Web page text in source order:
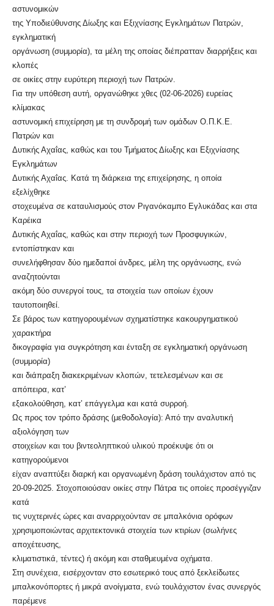
αστυνομικών
της Υποδιεύθυνσης Δίωξης και Εξιχνίασης Εγκλημάτων Πατρών,
εγκληματική
οργάνωση (συμμορία), τα μέλη της οποίας διέπρατταν διαρρήξεις και
κλοπές
σε οικίες στην ευρύτερη περιοχή των Πατρών.
Για την υπόθεση αυτή, οργανώθηκε χθες (02-06-2026) ευρείας
κλίμακας
αστυνομική επιχείρηση με τη συνδρομή των ομάδων Ο.Π.Κ.Ε.
Πατρών και
Δυτικής Αχαΐας, καθώς και του Τμήματος Δίωξης και Εξιχνίασης
Εγκλημάτων
Δυτικής Αχαΐας. Κατά τη διάρκεια της επιχείρησης, η οποία
εξελίχθηκε
στοχευμένα σε καταυλισμούς στον Ριγανόκαμπο Εγλυκάδας και στα
Καρέικα
Δυτικής Αχαΐας, καθώς και στην περιοχή των Προσφυγικών,
εντοπίστηκαν και
συνελήφθησαν δύο ημεδαποί άνδρες, μέλη της οργάνωσης, ενώ
αναζητούνται
ακόμη δύο συνεργοί τους, τα στοιχεία των οποίων έχουν
ταυτοποιηθεί.
Σε βάρος των κατηγορουμένων σχηματίστηκε κακουργηματικού
χαρακτήρα
δικογραφία για συγκρότηση και ένταξη σε εγκληματική οργάνωση
(συμμορία)
και διάπραξη διακεκριμένων κλοπών, τετελεσμένων και σε
απόπειρα, κατ’
εξακολούθηση, κατ’ επάγγελμα και κατά συρροή.
Ως προς τον τρόπο δράσης (μεθοδολογία): Από την αναλυτική
αξιολόγηση των
στοιχείων και του βιντεοληπτικού υλικού προέκυψε ότι οι
κατηγορούμενοι
είχαν αναπτύξει διαρκή και οργανωμένη δράση τουλάχιστον από τις
20-09-2025. Στοχοποιούσαν οικίες στην Πάτρα τις οποίες προσέγγιζαν
κατά
τις νυχτερινές ώρες και αναρριχούνταν σε μπαλκόνια ορόφων
χρησιμοποιώντας αρχιτεκτονικά στοιχεία των κτιρίων (σωλήνες
αποχέτευσης,
κλιματιστικά, τέντες) ή ακόμη και σταθμευμένα οχήματα.
Στη συνέχεια, εισέρχονταν στο εσωτερικό τους από ξεκλείδωτες
μπαλκονόπορτες ή μικρά ανοίγματα, ενώ τουλάχιστον ένας συνεργός
παρέμενε